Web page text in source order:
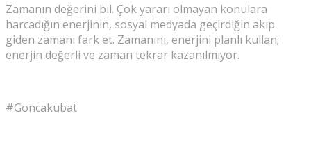
Zamanın değerini bil. Çok yararı olmayan konulara
harcadığın enerjinin, sosyal medyada geçirdiğin akıp
giden zamanı fark et. Zamanını, enerjini planlı kullan;
enerjin değerli ve zaman tekrar kazanılmıyor.
#Goncakubat